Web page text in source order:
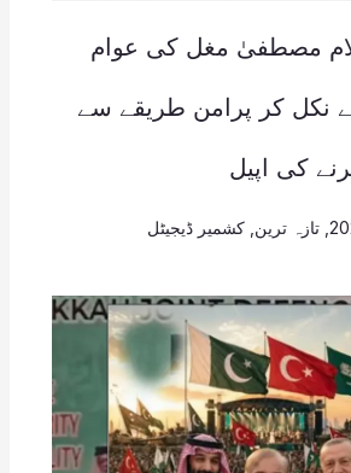
مصطفیٰ مغل کی عوام
نکل کر پرامن طریقے سے
کی اپیل
, تازہ ترین کشمیر ڈیجیٹل